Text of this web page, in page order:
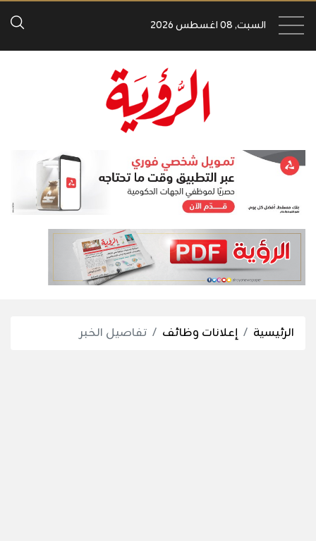
السبت, 08 اغسطس 2026
الرئيسية إعلانات وظائف تفاصيل الخبر